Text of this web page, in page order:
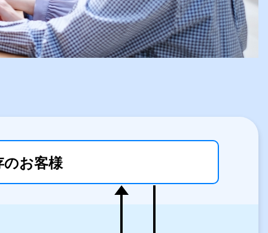
のお客様